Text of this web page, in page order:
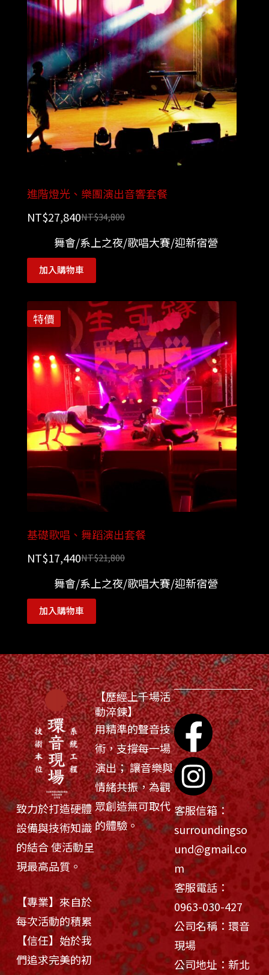
進階燈光、樂團演出音響套餐
NT$34,800
NT$27,840
舞會/系上之夜/歌唱大賽/迎新宿營
加入購物車
特價
基礎歌唱、舞蹈演出套餐
NT$21,800
NT$17,440
舞會/系上之夜/歌唱大賽/迎新宿營
加入購物車
致力於打造硬體
設備與技術知識
的結合 使活動呈
現最高品質。
【專業】來自於
每次活動的積累
【信任】始於我
們追求完美的初
【歷經上千場活
動淬鍊】
用精準的聲音技
術，支撐每一場
演出； 讓音樂與
情緒共振，為觀
眾創造無可取代
的體驗。
客服信箱：
surroundingso
und@gmail.co
m
客服電話：
0963-030-427
公司名稱：環音
現場
公司地址：新北